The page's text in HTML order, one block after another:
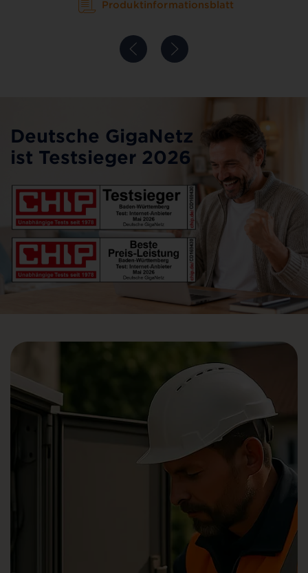
Produktinformationsblatt
Deutsche GigaNetz
ist Testsieger 2026